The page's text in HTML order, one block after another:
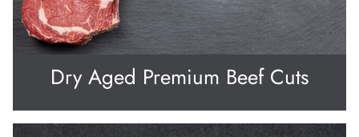
Dry Aged Premium Beef Cuts